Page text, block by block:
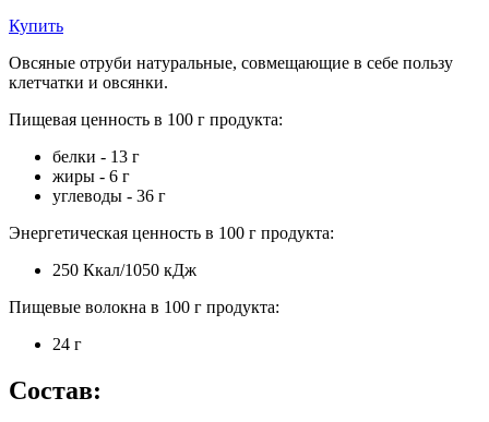
Купить
Овсяные отруби натуральные, совмещающие в себе пользу
клетчатки и овсянки.
Пищевая ценность в 100 г продукта:
белки - 13 г
жиры - 6 г
углеводы - 36 г
Энергетическая ценность в 100 г продукта:
250 Ккал/1050 кДж
Пищевые волокна в 100 г продукта:
24 г
Состав: